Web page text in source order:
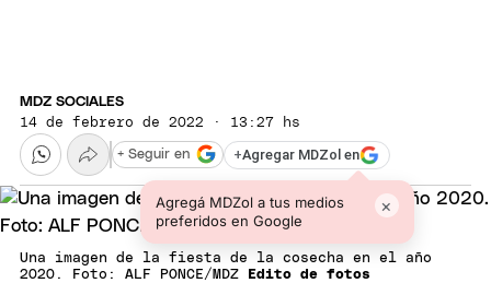
MDZ SOCIALES
14 de febrero de 2022 · 13:27 hs
+Agregar MDZol en
Agregá MDZol a tus medios
preferidos en Google
×
+ Seguir en
Una imagen de la fiesta de la cosecha en el año
2020. Foto: ALF PONCE/MDZ
Edito de fotos